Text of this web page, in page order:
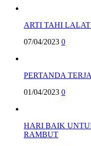
ARTI TAHI
07/04/2023 0
PERTANDA
01/04/2023 0
HARI BAIK
RAMBUT